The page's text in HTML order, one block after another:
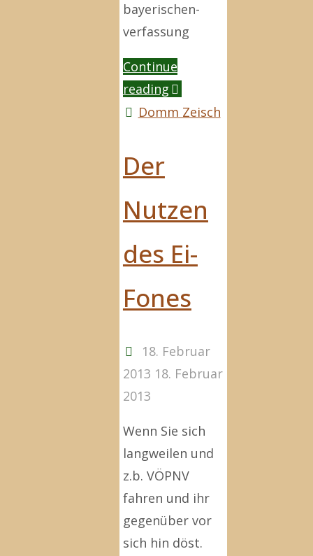
bayerischen-
verfassung
Continue
reading"Was
ist
Domm Zeisch
Der
Nutzen
des Ei-
Fones
18. Februar
2013 18. Februar
2013
Wenn Sie sich
langweilen und
z.b. VÖPNV
fahren und ihr
gegenüber vor
sich hin döst.